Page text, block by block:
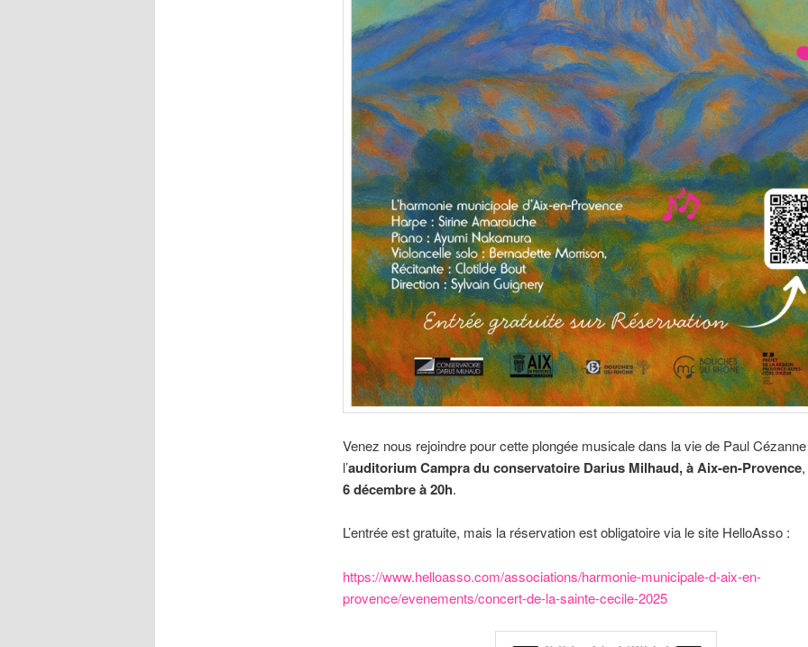
Venez nous rejoindre pour cette plongée musicale dans la vie de Paul
l’auditorium Campra du conservatoire Darius Milhaud, à Aix-en-Provence,
6 décembre à 20h.
L’entrée est gratuite, mais la réservation est obligatoire via le site HelloAsso :
https://www.helloasso.com/associations/harmonie-municipale-d-aix-en-
provence/evenements/concert-de-la-sainte-cecile-2025